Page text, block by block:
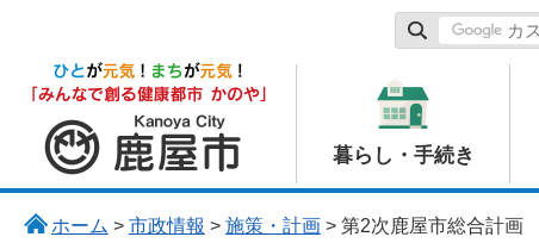
鹿屋市
暮らし・手続き
ホーム > 市政情報 > 施策・計画> 第2次鹿屋市総合計画